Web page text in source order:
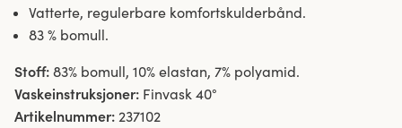
Vatterte, regulerbare komfortskulderbånd.
83 % bomull.
Stoff: 83% bomull, 10% elastan, 7% polyamid.
Vaskeinstruksjoner: Finvask 40°
Artikelnummer: 237102